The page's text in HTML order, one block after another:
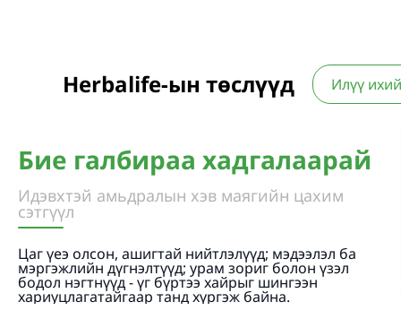
Herbalife-ын төслүүд Илүү
Бие галбираа хадгалаарай
Идэвхтэй амьдралын хэв маягийн цахим
сэтгүүл
Цаг үеэ олсон, ашигтай нийтлэлүүд; мэдээлэл ба
мэргэжлийн дүгнэлтүүд; урам зориг болон үзэл
бодол нэгтнүүд - үг бүртээ хайрыг шингээн
хариуцлагатайгаар танд хүргэж байна.